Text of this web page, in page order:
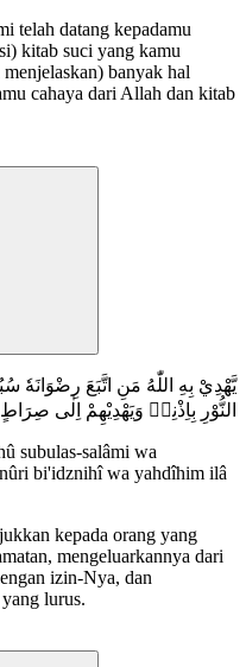
telah datang kepadamu
kitab suci yang kamu
banyak hal
cahaya dari Allah dan kitab
يَّهْدِيْ بِهِ اللّٰهُ مَنِ اتَّبَعَ
النُّوْرِ بِاِذْنِهٖ وَيَهْدِيْهِمْ اِلٰى
subulas-salâmi wa
bi'idznihî wa yahdîhim ilâ
kepada orang yang
mengeluarkannya dari
izin-Nya, dan
lurus.